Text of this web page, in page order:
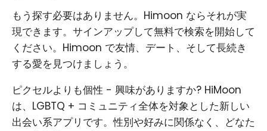
もう探す必要はありません。Himoon ならそれが実
現できます。サインアップして無料で検索を開始して
ください。Himoon で友情、デート、そして長続き
する愛を見つけましょう。
ピクセルよりも個性 - 興味がありますか? HiMoon
は、LGBTQ + コミュニティ全体を対象とした新しい
出会い系アプリです。性別や好みに関係なく、どなた